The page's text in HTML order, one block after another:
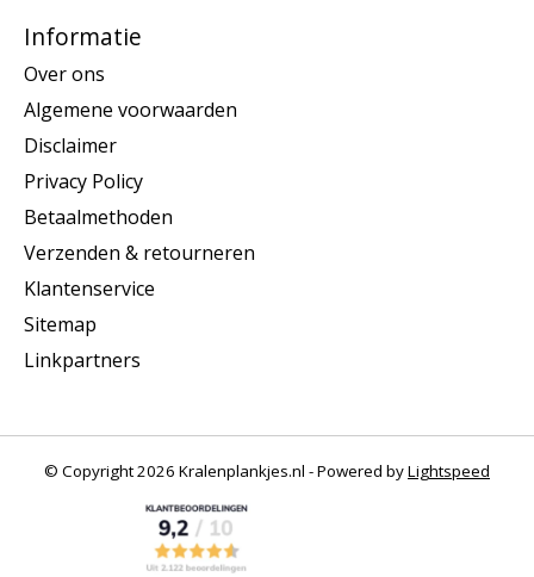
Informatie
Over ons
Algemene voorwaarden
Disclaimer
Privacy Policy
Betaalmethoden
Verzenden & retourneren
Klantenservice
Sitemap
Linkpartners
© Copyright 2026 Kralenplankjes.nl - Powered byLightspeed